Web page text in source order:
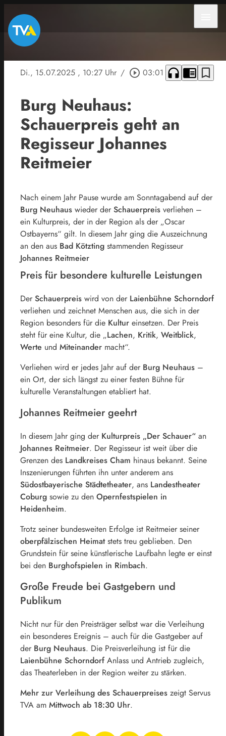
Di., 15.07.2025 , 10:27 Uhr / play_circle_outline 03:01 headphones chrome_reader_mode bookmark_border
Burg Neuhaus:
Schauerpreis geht an
Regisseur Johannes
Reitmeier
Nach einem Jahr Pause wurde am Sonntagabend auf der
Burg Neuhaus wieder der Schauerpreis verliehen –
ein Kulturpreis, der in der Region als der „Oscar
Ostbayerns“ gilt. In diesem Jahr ging die Auszeichnung
an den aus Bad Kötzting stammenden Regisseur
Johannes Reitmeier
Preis für besondere kulturelle Leistungen
Der Schauerpreis wird von der Laienbühne Schorndorf
verliehen und zeichnet Menschen aus, die sich in der
Region besonders für die Kultur einsetzen. Der Preis
steht für eine Kultur, die „Lachen, Kritik, Weitblick,
Werte und Miteinander macht“.
Verliehen wird er jedes Jahr auf der Burg Neuhaus –
ein Ort, der sich längst zu einer festen Bühne für
kulturelle Veranstaltungen etabliert hat.
Johannes Reitmeier geehrt
In diesem Jahr ging der Kulturpreis „Der Schauer“ an
Johannes Reitmeier. Der Regisseur ist weit über die
Grenzen des Landkreises Cham hinaus bekannt. Seine
Inszenierungen führten ihn unter anderem ans
Südostbayerische Städtetheater, ans Landestheater
Coburg sowie zu den Opernfestspielen in
Heidenheim.
Trotz seiner bundesweiten Erfolge ist Reitmeier seiner
oberpfälzischen Heimatstets treu geblieben. Den
Grundstein für seine künstlerische Laufbahn legte er einst
bei den Burghofspielen in Rimbach.
Große Freude bei Gastgebern und
Publikum
Nicht nur für den Preisträger selbst war die Verleihung
ein besonderes Ereignis – auch für die Gastgeber auf
der Burg Neuhaus. Die Preisverleihung ist für die
Laienbühne Schorndorf Anlass und Antrieb zugleich,
das Theaterleben in der Region weiter zu stärken.
Mehr zur Verleihung des Schauerpreises zeigt Servus
TVA am Mittwoch ab 18:30 Uhr.